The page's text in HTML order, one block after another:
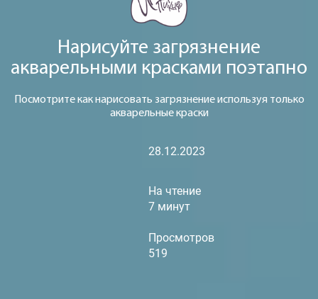
Нарисуйте загрязнение
акварельными красками поэтапно
Посмотрите как нарисовать загрязнение используя только
акварельные краски
28.12.2023
На чтение
7 минут
Просмотров
519